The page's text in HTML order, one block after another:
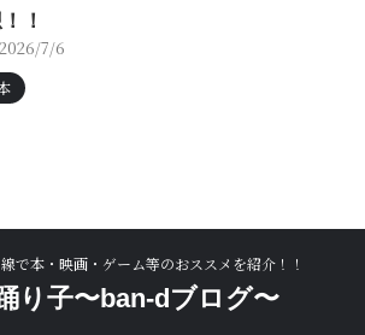
！
2026/7/6
で本・映画・ゲーム等のおススメを紹介！！
り子〜ban-dブログ〜